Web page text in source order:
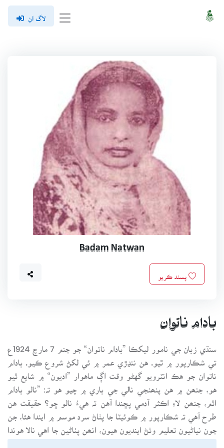
لاگ ان
Badam Natwan
بادام ناتوان
تي شڪارپور ۾ ٿيو. هن ننڍڙي عمر ۾ ئي لکڻ شروع ڪيو. بادام
ناتوان جو هڪ انٽرويو گهڻو وقت اڳ ماهوار ”اديون“ ۾ شايع ٿيو
هو، جنھن ۾ هن پنھنجي نالي جي باري ۾ چيو هو تہ: ”نالو بادام
اٿم، جنھن لاءِ اڪثر آدمي پڇندا آهن تہ هيءُ نالو ڇو؟ حقيقت هن
طرح آهي تہ شڪارپور ۾ ڪوئيٽا جا پٺاڻ سرد موسم ۾ ايندا هئا، جن
جون نياڻيون تعليم وٺڻ اينديون هيون، انھن پٺاڻين جا اهي نالا هوندا
هئا ۽ امان اسڪول جي هيڊمسٽريس هوندي هئي ۽ انھن مان هڪ